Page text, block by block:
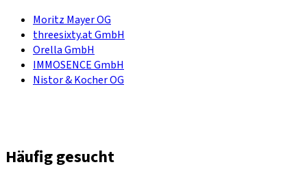
Moritz Mayer OG
threesixty.at GmbH
Orella GmbH
IMMOSENCE GmbH
Nistor & Kocher OG
Häufig gesucht